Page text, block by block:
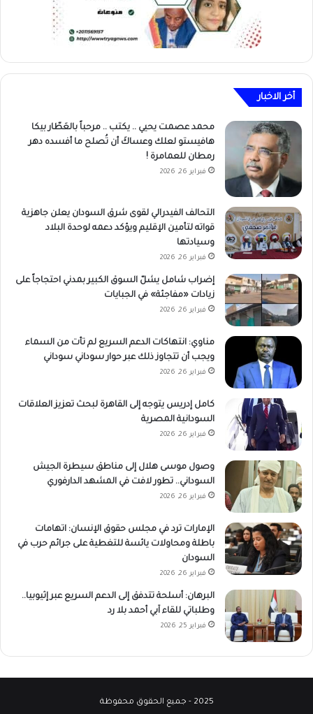
أخر الاخبار
محمد عصمت يحيي .. يكتب .. مرحباً بالعَطّار بيكا
هافيستو لعلك وعساكَ أن تُصلح ما أفسده دهر
رمطان للعمامرة !
فبراير 26, 2026
التحالف الفيدرالي لقوى شرق السودان يعلن جاهزية
قواته لتأمين الإقليم ويؤكد دعمه لوحدة البلاد
وسيادتها
فبراير 26, 2026
إضراب شامل يشلّ السوق الكبير بمدني احتجاجاً على
زيادات «مفاجئة» في الجبايات
فبراير 26, 2026
مناوي: انتهاكات الدعم السريع لم تأت من السماء
ويجب أن تتجاوز ذلك عبر حوار سوداني سوداني
فبراير 26, 2026
كامل إدريس يتوجه إلى القاهرة لبحث تعزيز العلاقات
السودانية المصرية
فبراير 26, 2026
وصول موسى هلال إلى مناطق سيطرة الجيش
السوداني.. تطور لافت في المشهد الدارفوري
فبراير 26, 2026
الإمارات ترد في مجلس حقوق الإنسان: اتهامات
باطلة ومحاولات يائسة للتغطية على جرائم حرب في
السودان
فبراير 26, 2026
البرهان: أسلحة تتدفق إلى الدعم السريع عبر إثيوبيا..
وطلباتي للقاء آبي أحمد بلا رد
فبراير 25, 2026
2025 - جميع الحقوق محفوظة